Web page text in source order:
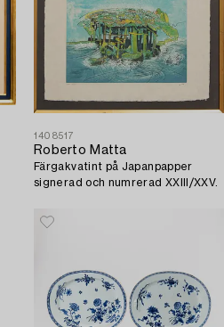
1408517
Roberto Matta
Färgakvatint på Japanpapper
signerad och numrerad XXIII/XXV.